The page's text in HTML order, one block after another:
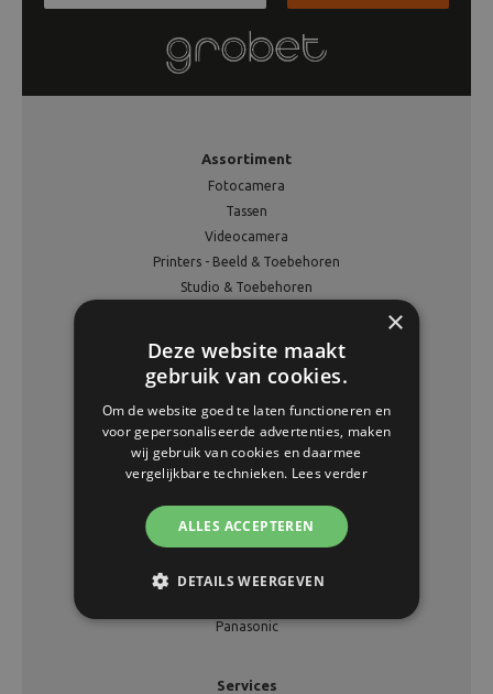
Assortiment
Fotocamera
Tassen
Videocamera
Printers - Beeld & Toebehoren
Studio & Toebehoren
Statieven
Canon
Fujifilm
Nikon
OM SYSTEM
Pentax
Panasonic
Services
×
Deze website maakt
gebruik van cookies.
Om de website goed te laten functioneren en
voor gepersonaliseerde advertenties, maken
wij gebruik van cookies en daarmee
vergelijkbare technieken. Lees verder
ALLES ACCEPTEREN
DETAILS WEERGEVEN